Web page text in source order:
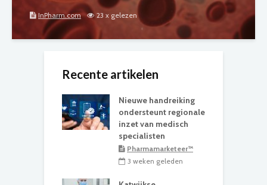
InPharm.com 23 x gelezen
Recente artikelen
Nieuwe handreiking
ondersteunt regionale
inzet van medisch
specialisten
Pharmamarketeer™
3 weken geleden